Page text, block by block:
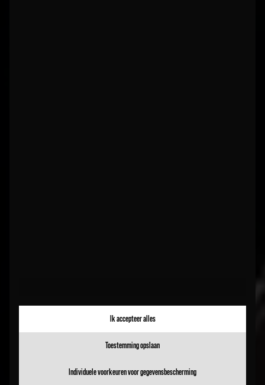
Ik accepteer alles
Toestemming opslaan
Individuele voorkeuren voor gegevensbescherming